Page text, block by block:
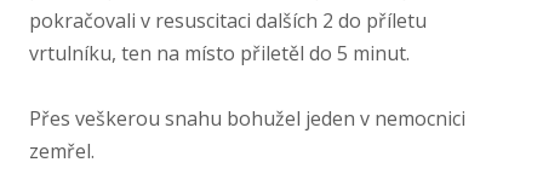
pokračovali v resuscitaci dalších 2 do příletu
vrtulníku, ten na místo přiletěl do 5 minut.
Přes veškerou snahu bohužel jeden v nemocnici
zemřel.